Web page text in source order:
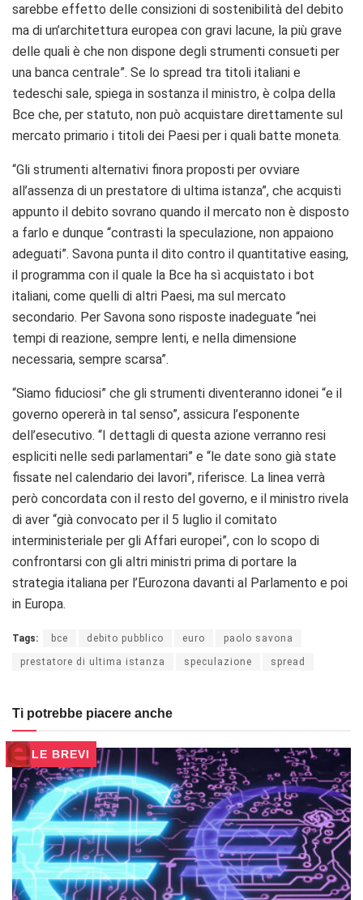
sarebbe effetto delle consizioni di sostenibilità del debito
ma di un’architettura europea con gravi lacune, la più grave
delle quali è che non dispone degli strumenti consueti per
una banca centrale”. Se lo spread tra titoli italiani e
tedeschi sale, spiega in sostanza il ministro, è colpa della
Bce che, per statuto, non può acquistare direttamente sul
mercato primario i titoli dei Paesi per i quali batte moneta.
“Gli strumenti alternativi finora proposti per ovviare
all’assenza di un prestatore di ultima istanza”, che acquisti
appunto il debito sovrano quando il mercato non è disposto
a farlo e dunque “contrasti la speculazione, non appaiono
adeguati”. Savona punta il dito contro il quantitative easing,
il programma con il quale la Bce ha sì acquistato i bot
italiani, come quelli di altri Paesi, ma sul mercato
secondario. Per Savona sono risposte inadeguate “nei
tempi di reazione, sempre lenti, e nella dimensione
necessaria, sempre scarsa”.
“Siamo fiduciosi” che gli strumenti diventeranno idonei “e il
governo opererà in tal senso”, assicura l’esponente
dell’esecutivo. “I dettagli di questa azione verranno resi
espliciti nelle sedi parlamentari” e “le date sono già state
fissate nel calendario dei lavori”, riferisce. La linea verrà
però concordata con il resto del governo, e il ministro rivela
di aver “già convocato per il 5 luglio il comitato
interministeriale per gli Affari europei”, con lo scopo di
confrontarsi con gli altri ministri prima di portare la
strategia italiana per l’Eurozona davanti al Parlamento e poi
in Europa.
Tags: bce debito pubblico euro paolo savona
prestatore di ultima istanza speculazione spread
Ti potrebbe piacere anche
LE BREVI